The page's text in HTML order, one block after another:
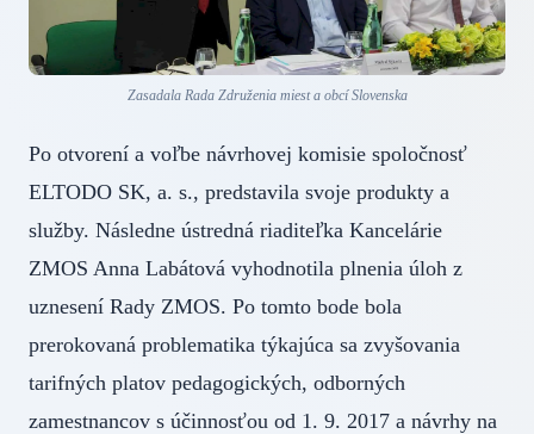
Zasadala Rada Združenia miest a obcí Slovenska
Po otvorení a voľbe návrhovej komisie spoločnosť
ELTODO SK, a. s., predstavila svoje produkty a
služby. Následne ústredná riaditeľka Kancelárie
ZMOS Anna Labátová vyhodnotila plnenia úloh z
uznesení Rady ZMOS. Po tomto bode bola
prerokovaná problematika týkajúca sa zvyšovania
tarifných platov pedagogických, odborných
zamestnancov s účinnosťou od 1. 9. 2017 a návrhy na